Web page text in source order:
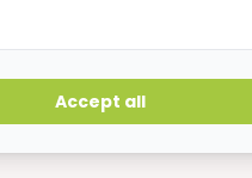
Accept all